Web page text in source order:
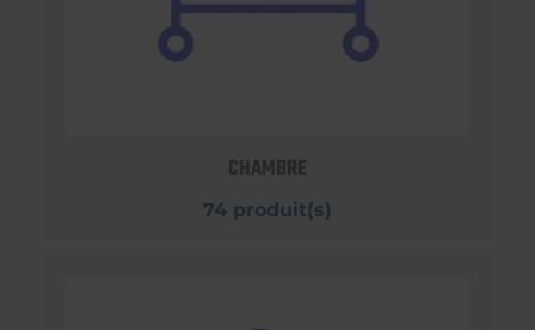
CHAMBRE
74 produit(s)